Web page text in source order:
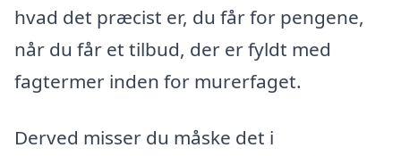
hvad det præcist er, du får for pengene,
når du får et tilbud, der er fyldt med
fagtermer inden for murerfaget.
Derved misser du måske det i